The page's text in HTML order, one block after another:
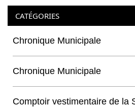
CATÉGORIES
Chronique Municipale
Chronique Municipale
Comptoir vestimentaire de la